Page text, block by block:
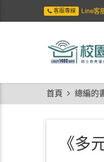
客服專線 Line客
首頁 總編的
《多